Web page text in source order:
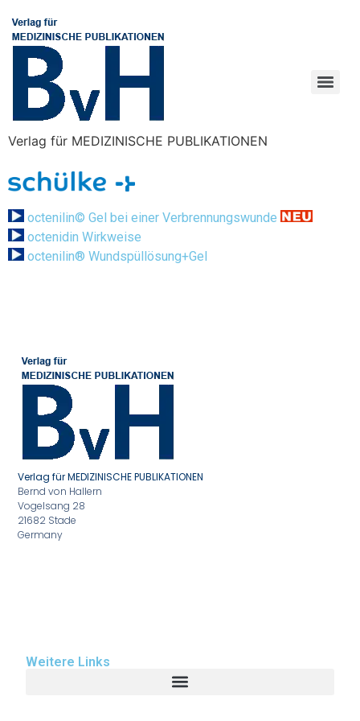
Verlag für MEDIZINISCHE PUBLIKATIONEN
octenilin© Gel bei einer Verbrennungswunde
octenidin Wirkweise
octenilin® Wundspüllösung+Gel
Verlag für MEDIZINISCHE PUBLIKATIONEN
Bernd von Hallern
Vogelsang 28
21682 Stade
Germany
Weitere Links